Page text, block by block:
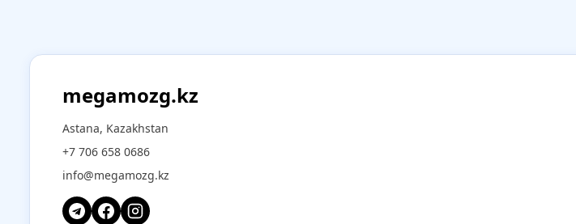
megamozg.kz
Astana, Kazakhstan
+7 706 658 0686
info@megamozg.kz